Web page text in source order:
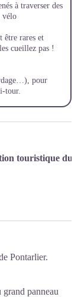
à traverser des
vélo
être rares et
cueillez pas !
pour
tour.
touristique du
Pontarlier.
panneau